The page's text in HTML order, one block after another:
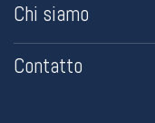
Chi siamo
Contatto